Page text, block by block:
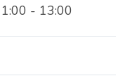
- 13:00